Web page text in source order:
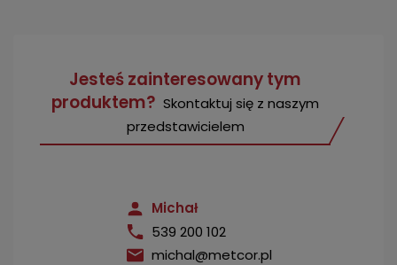
Jesteś zainteresowany tym
produktem? Skontaktuj się z naszym
przedstawicielem
Michał
539 200 102
michal@metcor.pl